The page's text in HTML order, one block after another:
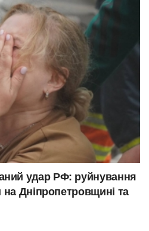
удар РФ: руйнування
на Дніпропетровщині та